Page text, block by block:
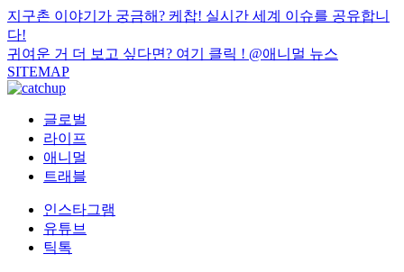
지구촌 이야기가 궁금해? 케찹! 실시간 세계 이슈를 공유합니
다!
귀여운 거 더 보고 싶다면? 여기 클릭 ! @애니멀 뉴스
SITEMAP
글로벌
라이프
애니멀
트래블
인스타그램
유튜브
틱톡